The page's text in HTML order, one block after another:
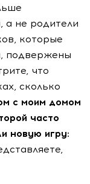
а не родители
которые
подвержены
что
сколько
с моим домом
часто
новую игру: